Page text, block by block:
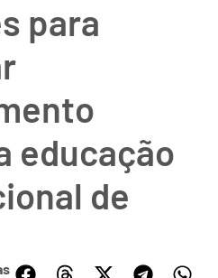
para
educação
de